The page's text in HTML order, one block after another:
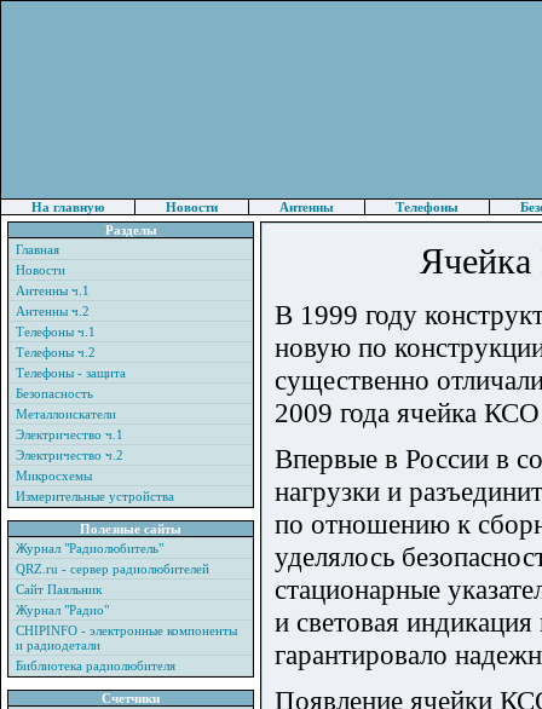
На главную Новости Антенны Телефоны
Разделы
Главная
Новости
Антенны ч.1
Антенны ч.2
Телефоны ч.1
Телефоны ч.2
Телефоны - защита
Безопасность
Металлоискатели
Электричество ч.1
Электричество ч.2
Микросхемы
Измерительные устройства
Полезные сайты
Журнал "Радиолюбитель"
QRZ.ru - сервер радиолюбителей
Сайт Паяльник
Журнал "Радио"
CHIPINFO - электронные компоненты
и радиодетали
Библиотека радиолюбителя
Счетчики
В 1999 году
новую по
существенно
2009 года ячейка
Впервые в России в
нагрузки и
по отношению к
уделялось
стационарные
и световая
гарантировало
Появление ячейки